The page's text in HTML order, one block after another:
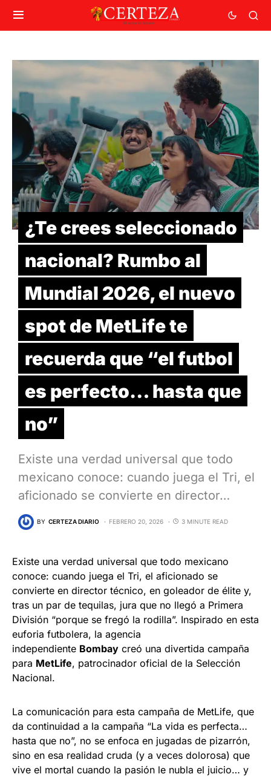
¿Te crees seleccionado
nacional? Rumbo al
Mundial 2026, el nuevo
spot de MetLife te
recuerda que “el futbol
es perfecto… hasta que
no”
Existe una verdad universal que todo
mexicano conoce: cuando juega el Tri, el
aficionado se convierte en director…
BY CERTEZA DIARIO FEBRERO 20, 2026 3 MINUTE READ
Existe una verdad universal que todo mexicano
conoce: cuando juega el Tri, el aficionado se
convierte en director técnico, en goleador de élite y,
tras un par de tequilas, jura que no llegó a Primera
División “porque se fregó la rodilla”. Inspirado en esta
euforia futbolera, la agencia
independiente Bombay creó una divertida campaña
para MetLife, patrocinador oficial de la Selección
Nacional.
La comunicación para esta campaña de MetLife, que
da continuidad a la campaña “La vida es perfecta…
hasta que no”, no se enfoca en jugadas de pizarrón,
sino en esa realidad cruda (y a veces dolorosa) que
vive el mortal cuando la pasión le nubla el juicio… y